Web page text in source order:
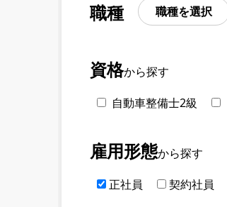
職種 職種を選択
資格から探す
自動車整備士2級
雇用形態から探す
正社員
契約社員